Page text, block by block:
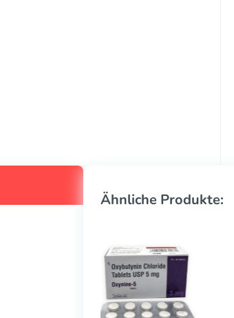
Ähnliche Produkte: